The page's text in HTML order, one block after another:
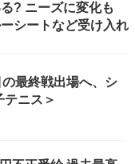
る? ニーズに変化も
シートなど受け入れ
最終戦出場へ、シ
ニス＞